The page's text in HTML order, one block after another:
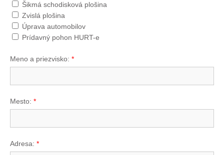
Šikmá schodisková plošina
Zvislá plošina
Úprava automobilov
Prídavný pohon HURT-e
Meno a priezvisko: *
Mesto: *
Adresa: *